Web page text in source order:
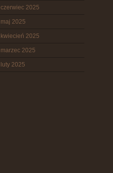
czerwiec 2025
maj 2025
kwiecień 2025
marzec 2025
luty 2025